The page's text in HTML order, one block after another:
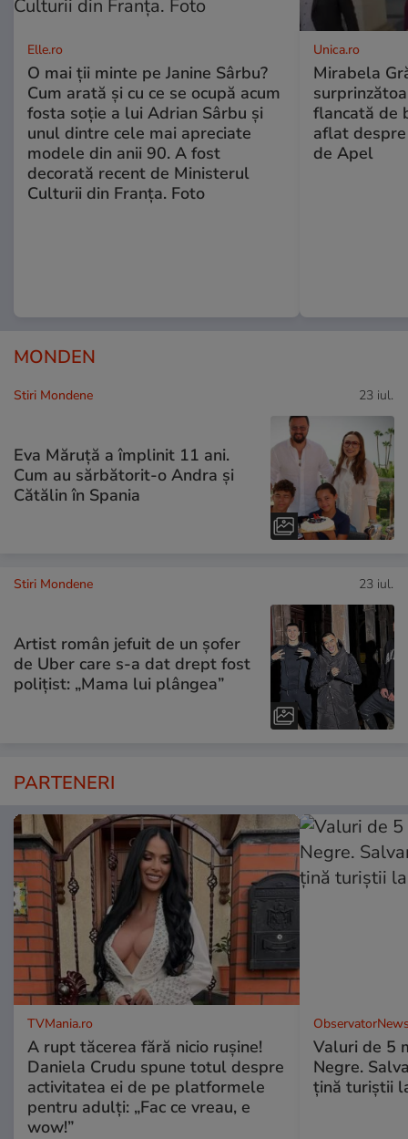
Elle.ro
O mai ții minte pe Janine Sârbu?
Cum arată și cu ce se ocupă acum
fosta soție a lui Adrian Sârbu și
unul dintre cele mai apreciate
modele din anii 90. A fost
decorată recent de Ministerul
Culturii din Franța. Foto
Unica.ro
Mirabela
flancată de
aflat
de Apel
MONDEN
Stiri Mondene 23 iul.
Eva Măruță a împlinit 11 ani.
Cum au sărbătorit-o Andra și
Cătălin în Spania
Stiri Mondene 23 iul.
Artist român jefuit de un șofer
de Uber care s-a dat drept fost
polițist: „Mama lui plângea”
PARTENERI
TVMania.ro
A rupt tăcerea fără nicio rușine!
Daniela Crudu spune totul despre
activitatea ei de pe platformele
pentru adulți: „Fac ce vreau, e
wow!”
Valuri de 5
Negre.
ţină turiştii